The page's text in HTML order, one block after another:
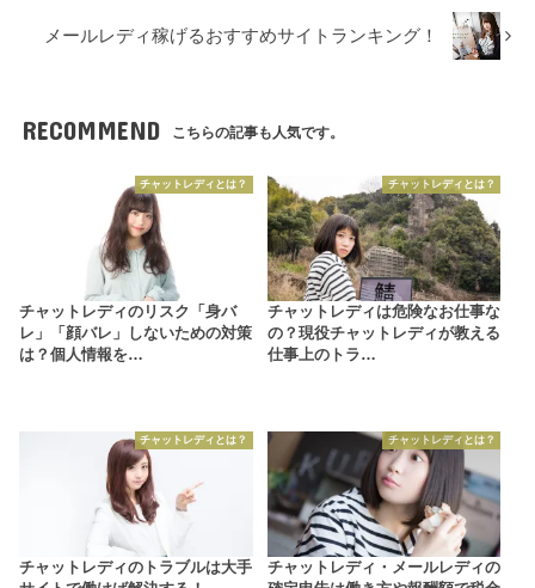
メールレディ稼げるおすすめサイトランキング！
RECOMMEND こちらの記事も人気です。
チャットレディとは？
チャットレディのリスク「身バ
レ」「顔バレ」しないための対策
は？個人情報を…
チャットレディとは？
チャットレディは危険なお仕事な
の？現役チャットレディが教える
仕事上のトラ…
チャットレディとは？
チャットレディのトラブルは大手
チャットレディとは？
チャットレディ・メールレディの